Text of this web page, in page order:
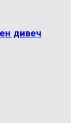
дивеч